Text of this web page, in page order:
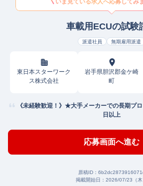
いま見ている求人へ応募してみ
車載用ECUの試験
派遣社員 無期雇用派遣
東日本スターワーク
ス株式会社
岩手県胆沢郡金ケ崎
町
《未経験歓迎！》★大手メーカーでの長期プ
日以上
応募画面へ進む
原稿ID：
掲載開始日： 2026/07/23（木